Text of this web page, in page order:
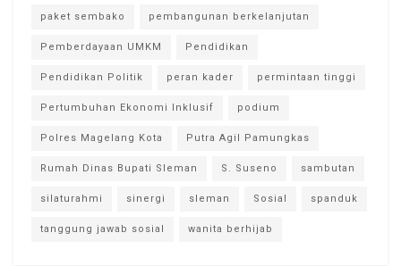
paket sembako pembangunan berkelanjutan
Pemberdayaan UMKM Pendidikan
Pendidikan Politik peran kader permintaan tinggi
Pertumbuhan Ekonomi Inklusif podium
Polres Magelang Kota Putra Agil Pamungkas
Rumah Dinas Bupati Sleman S. Suseno sambutan
silaturahmi sinergi sleman Sosial spanduk
tanggung jawab sosial wanita berhijab